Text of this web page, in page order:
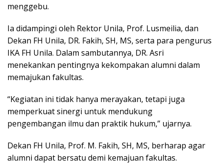
menggebu.
Ia didampingi oleh Rektor Unila, Prof. Lusmeilia, dan
Dekan FH Unila, DR. Fakih, SH, MS, serta para pengurus
IKA FH Unila. Dalam sambutannya, DR. Asri
menekankan pentingnya kekompakan alumni dalam
memajukan fakultas.
“Kegiatan ini tidak hanya merayakan, tetapi juga
memperkuat sinergi untuk mendukung
pengembangan ilmu dan praktik hukum,” ujarnya.
Dekan FH Unila, Prof. M. Fakih, SH, MS, berharap agar
alumni dapat bersatu demi kemajuan fakultas.